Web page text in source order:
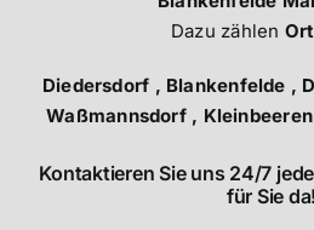
Dazu zählen
Diedersdorf , Blankenfelde ,
Waßmannsdorf ,
Kontaktieren Sie uns 24/7
für Sie da!